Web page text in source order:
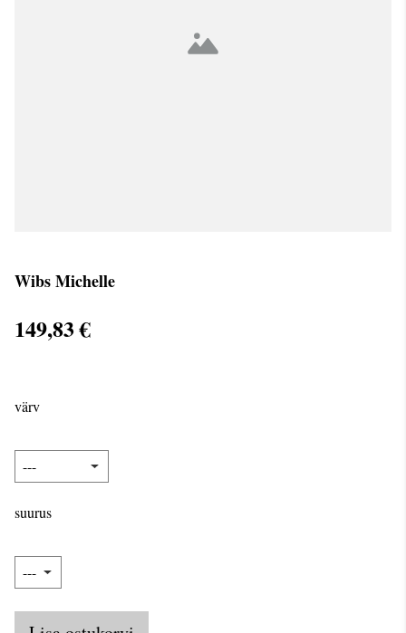
Wibs Michelle
149,83 €
värv
suurus